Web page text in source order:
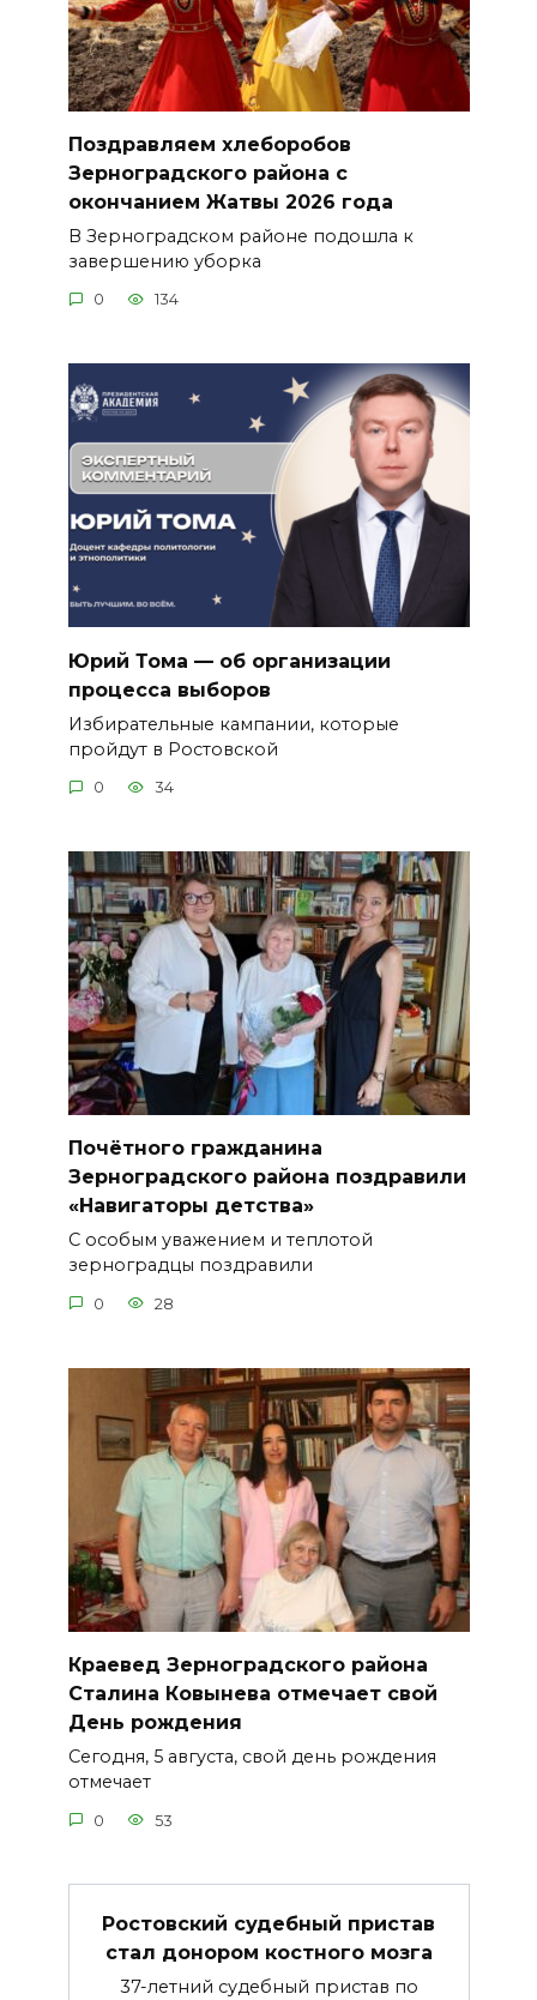
Поздравляем хлеборобов
Зерноградского района с
окончанием Жатвы 2026 года
В Зерноградском районе подошла к
завершению уборка
0 134
Юрий Тома — об организации
процесса выборов
Избирательные кампании, которые
пройдут в Ростовской
0 34
Почётного гражданина
Зерноградского района поздравили
«Навигаторы детства»
С особым уважением и теплотой
зерноградцы поздравили
0 28
Краевед Зерноградского района
Сталина Ковынева отмечает свой
День рождения
Сегодня, 5 августа, свой день рождения
отмечает
0 53
Ростовский судебный пристав
стал донором костного мозга
37-летний судебный пристав по